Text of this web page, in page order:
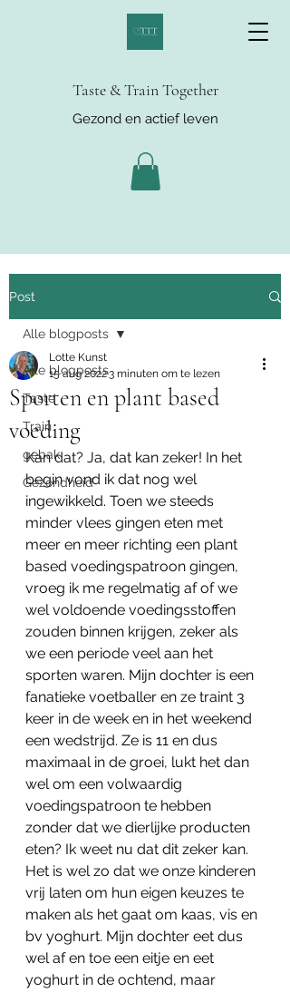
Taste & Train Together
Gezond en actief leven
Post
Alle blogposts
Taste
Train
gebak
Gezondheid
Alle blogposts
Sporten en plant based
voeding
Lotte Kunst
15 aug 20223 minuten om te lezen
Kan dat? Ja, dat kan zeker! In het
begin vond ik dat nog wel
ingewikkeld. Toen we steeds
minder vlees gingen eten met
meer en meer richting een plant
based voedingspatroon gingen,
vroeg ik me regelmatig af of we
wel voldoende voedingsstoffen
zouden binnen krijgen, zeker als
we een periode veel aan het
sporten waren. Mijn dochter is een
fanatieke voetballer en ze traint 3
keer in de week en in het weekend
een wedstrijd. Ze is 11 en dus
maximaal in de groei, lukt het dan
wel om een volwaardig
voedingspatroon te hebben
zonder dat we dierlijke producten
eten? Ik weet nu dat dit zeker kan.
Het is wel zo dat we onze kinderen
vrij laten om hun eigen keuzes te
maken als het gaat om kaas, vis en
bv yoghurt. Mijn dochter eet dus
wel af en toe een eitje en eet
yoghurt in de ochtend, maar